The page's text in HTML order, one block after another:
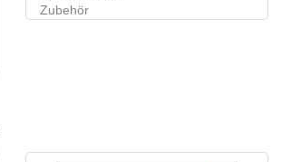
Zubehör